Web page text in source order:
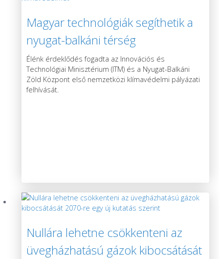
Magyar technológiák segíthetik a
nyugat-balkáni térség
klímavédelmét
Élénk érdeklődés fogadta az Innovációs és
Technológiai Minisztérium (ITM) és a Nyugat-Balkáni
Zöld Központ első nemzetközi klímavédelmi pályázati
felhívását.
Nullára lehetne csökkenteni az
üvegházhatású gázok kibocsátását